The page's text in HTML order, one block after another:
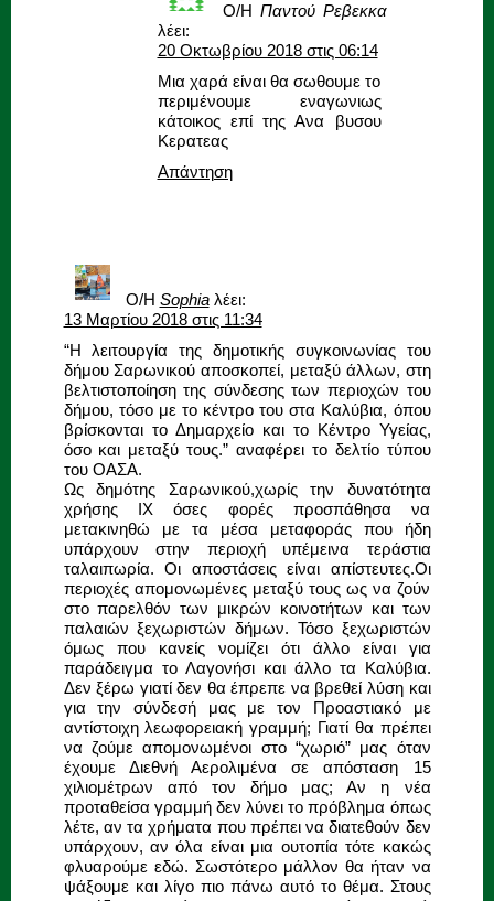
Ο/Η Παντού Ρεβεκκα
λέει:
20 Οκτωβρίου 2018 στις 06:14
Μια χαρά είναι θα σωθουμε το
περιμένουμε εναγωνιως
κάτοικος επί της Ανα βυσου
Κερατεας
Απάντηση
Ο/Η Sophia λέει:
13 Μαρτίου 2018 στις 11:34
“Η λειτουργία της δημοτικής συγκοινωνίας του
δήμου Σαρωνικού αποσκοπεί, μεταξύ άλλων, στη
βελτιστοποίηση της σύνδεσης των περιοχών του
δήμου, τόσο με το κέντρο του στα Καλύβια, όπου
βρίσκονται το Δημαρχείο και το Κέντρο Υγείας,
όσο και μεταξύ τους.” αναφέρει το δελτίο τύπου
του ΟΑΣΑ.
Ως δημότης Σαρωνικού,χωρίς την δυνατότητα
χρήσης ΙΧ όσες φορές προσπάθησα να
μετακινηθώ με τα μέσα μεταφοράς που ήδη
υπάρχουν στην περιοχή υπέμεινα τεράστια
ταλαιπωρία. Οι αποστάσεις είναι απίστευτες.Οι
περιοχές απομονωμένες μεταξύ τους ως να ζούν
στο παρελθόν των μικρών κοινοτήτων και των
παλαιών ξεχωριστών δήμων. Τόσο ξεχωριστών
όμως που κανείς νομίζει ότι άλλο είναι για
παράδειγμα το Λαγονήσι και άλλο τα Καλύβια.
Δεν ξέρω γιατί δεν θα έπρεπε να βρεθεί λύση και
για την σύνδεσή μας με τον Προαστιακό με
αντίστοιχη λεωφορειακή γραμμή; Γιατί θα πρέπει
να ζούμε απομονωμένοι στο “χωριό” μας όταν
έχουμε Διεθνή Αερολιμένα σε απόσταση 15
χιλιομέτρων από τον δήμο μας; Αν η νέα
προταθείσα γραμμή δεν λύνει το πρόβλημα όπως
λέτε, αν τα χρήματα που πρέπει να διατεθούν δεν
υπάρχουν, αν όλα είναι μια ουτοπία τότε κακώς
φλυαρούμε εδώ. Σωστότερο μάλλον θα ήταν να
ψάξουμε και λίγο πιο πάνω αυτό το θέμα. Στους